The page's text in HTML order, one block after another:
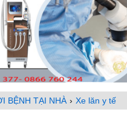
BỆNH TẠI NHÀ › Xe lăn y tế